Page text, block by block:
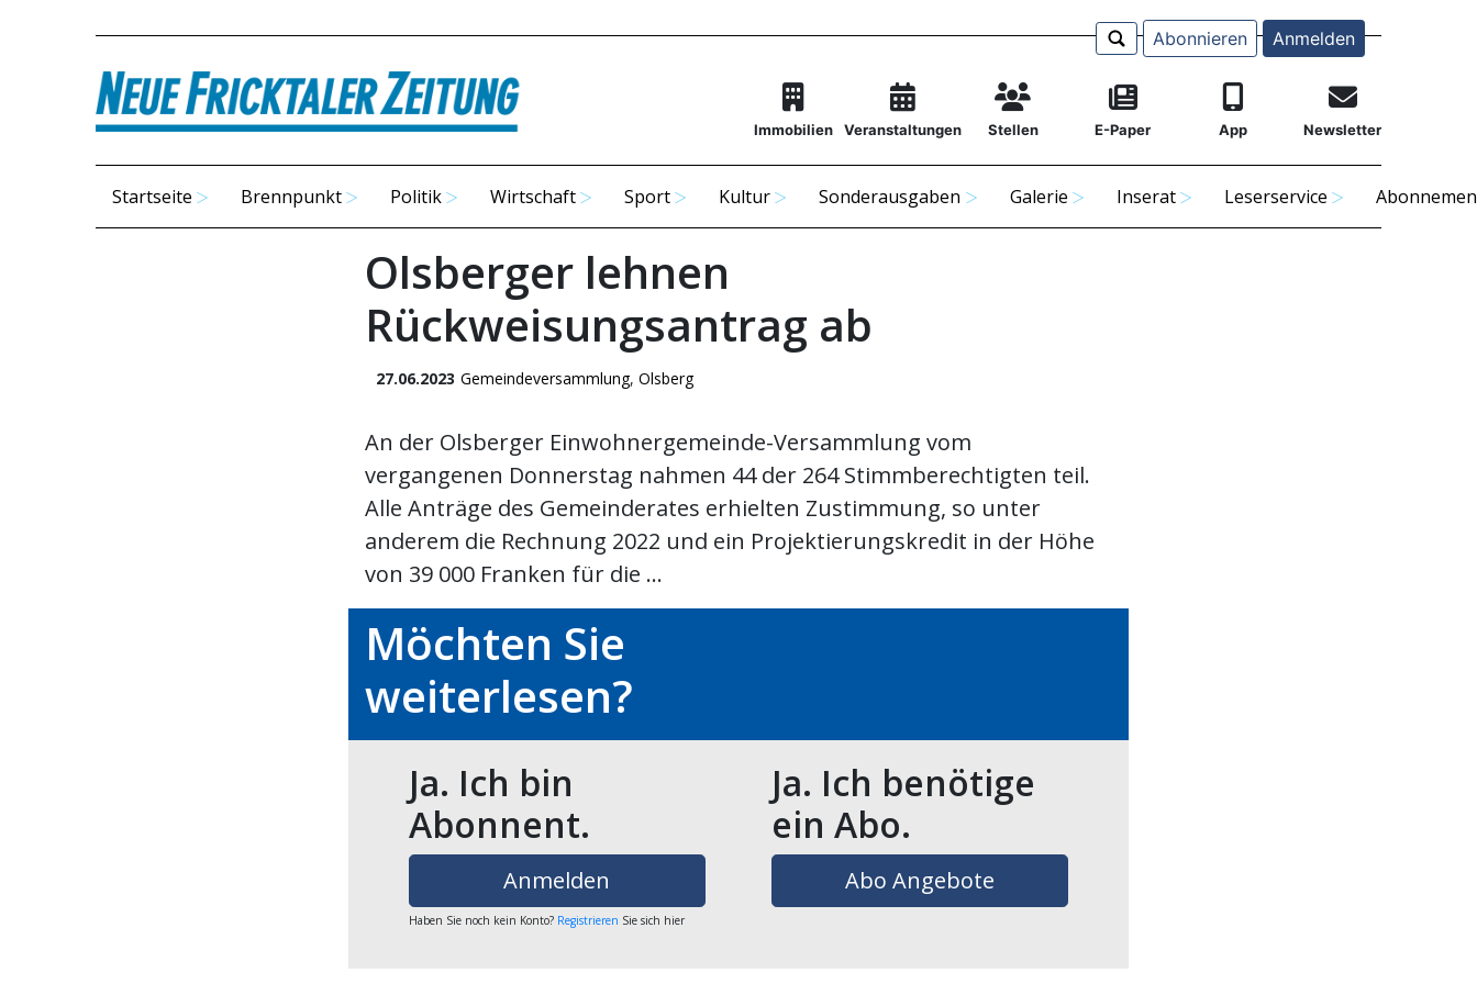
Abonnieren Anmelden
Immobilien Veranstaltungen Stellen E-Paper App Newsletter
Startseite Brennpunkt Politik Wirtschaft Sport Kultur Sonderausgaben Galerie Inserat Leserservice
Olsberger lehnen
Rückweisungsantrag ab
27.06.2023 Gemeindeversammlung, Olsberg
An der Olsberger Einwohnergemeinde-Versammlung vom
vergangenen Donnerstag nahmen 44 der 264 Stimmberechtigten teil.
Alle Anträge des Gemeinderates erhielten Zustimmung, so unter
anderem die Rechnung 2022 und ein Projektierungskredit in der Höhe
von 39 000 Franken für die ...
Möchten Sie
weiterlesen?
Ja. Ich bin
Abonnent.
Anmelden
Haben Sie noch kein Konto?Registrieren Sie sich hier
Ja. Ich benötige
ein Abo.
Abo Angebote